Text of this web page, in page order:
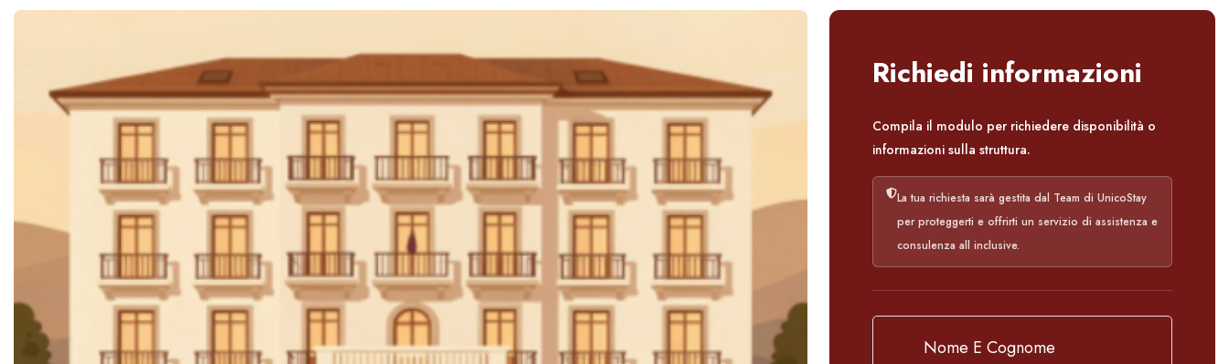
Richiedi informazioni
Compila il modulo per richiedere disponibilità o
informazioni sulla struttura.
La tua richiesta sarà gestita dal Team di UnicoStay
per proteggerti e offrirti un servizio di assistenza e
consulenza all inclusive.